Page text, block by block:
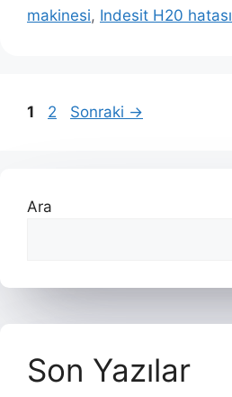
makinesi, Indesit H20 hatası
Sayfa
1 Sayfa
2 Sonraki →
Ara
Son Yazılar